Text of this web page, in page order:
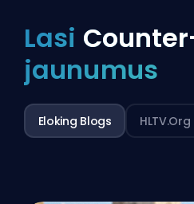
Lasi
jaunumus
Eloking Blogs HLTV.org